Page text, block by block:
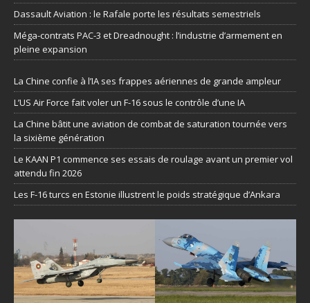
Dassault Aviation : le Rafale porte les résultats semestriels
Méga-contrats PAC-3 et Dreadnought : l’industrie d’armement en
pleine expansion
La Chine confie à l’IA ses frappes aériennes de grande ampleur
L’US Air Force fait voler un F-16 sous le contrôle d’une IA
La Chine bâtit une aviation de combat de saturation tournée vers
la sixième génération
Le KAAN P1 commence ses essais de roulage avant un premier vol
attendu fin 2026
Les F-16 turcs en Estonie illustrent le poids stratégique d’Ankara